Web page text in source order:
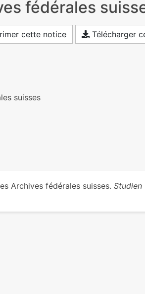
fédérales
cette notice Télécharger
suisses
Archives fédérales suisses. Studien